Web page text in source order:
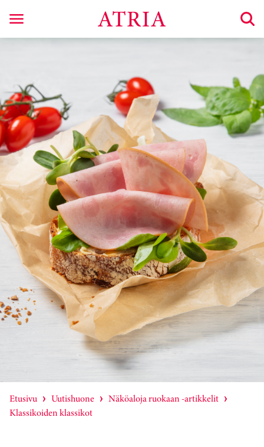
Etusivu Uutishuone
Näköaloja ruokaan -artikkelit
Klassikoiden klassikot